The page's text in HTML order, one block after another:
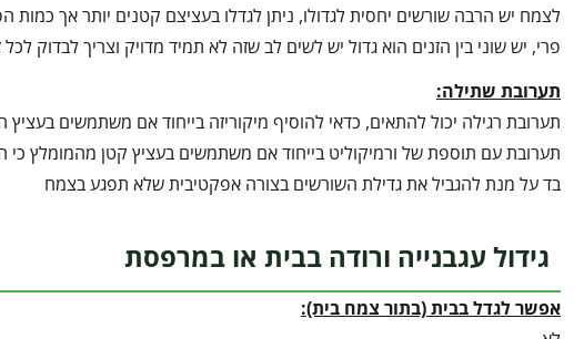
לצמח יש הרבה שורשים יחסית לגדולו, ניתן לגדלו בעציצם קטנים יותר אך
פרי, יש שוני בין הזנים הוא גדול יש לשים לב שזה לא תמיד מדויק וצריך לבדוק לכל
תערובת שתילה:
תערובת רגילה יכול להתאים, כדאי להוסיף מיקוריזה בייחוד אם משתמשים
תערובת עם תוספת של ורמיקוליט בייחוד אם משתמשים בעציץ קטן מהמומלץ כי
בד על מנת להגביל את גדילת השורשים בצורה אפקטיבית שלא תפגע בצמח
גידול עגבנייה ורודה בבית או במרפסת
אפשר לגדל בבית (בתור צמח בית):